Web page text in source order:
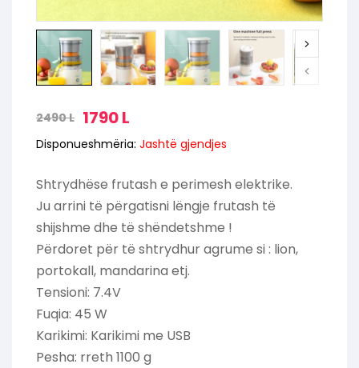
2490L 1790L
Disponueshmëria: Jashtë gjendjes
Shtrydhëse frutash e perimesh elektrike.
Ju arrini të përgatisni lëngje frutash të
shijshme dhe të shëndetshme !
Përdoret për të shtrydhur agrume si : lion,
portokall, mandarina etj.
Tensioni: 7.4V
Fuqia: 45 W
Karikimi: Karikimi me USB
Pesha: rreth 1100 g